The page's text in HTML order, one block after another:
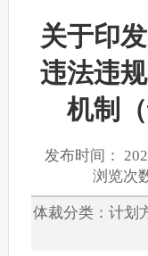
关于印
违法违
机制
发布时间：
浏览次
体裁分类：计